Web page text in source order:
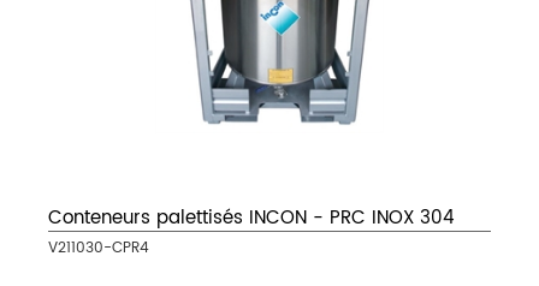
Conteneurs palettisés INCON - PRC INOX 304
V211030-CPR4